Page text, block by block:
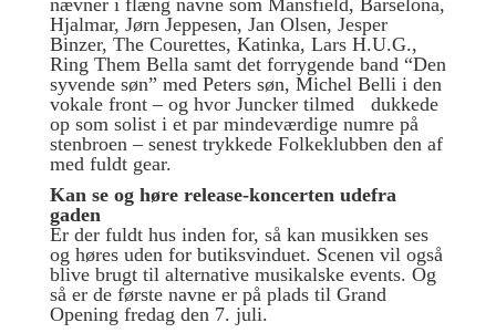
nævner i flæng navne som Mansfield, Barselona,
Hjalmar, Jørn Jeppesen, Jan Olsen, Jesper
Binzer, The Courettes, Katinka, Lars H.U.G.,
Ring Them Bella samt det forrygende band “Den
syvende søn” med Peters søn, Michel Belli i den
vokale front – og hvor Juncker tilmed dukkede
op som solist i et par mindeværdige numre på
stenbroen – senest trykkede Folkeklubben den af
med fuldt gear.
Kan se og høre release-koncerten udefra
gaden
Er der fuldt hus inden for, så kan musikken ses
og høres uden for butiksvinduet. Scenen vil også
blive brugt til alternative musikalske events. Og
så er de første navne er på plads til Grand
Opening fredag den 7. juli.